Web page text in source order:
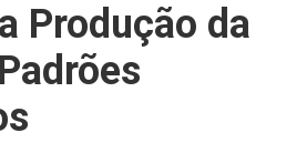
Produção da